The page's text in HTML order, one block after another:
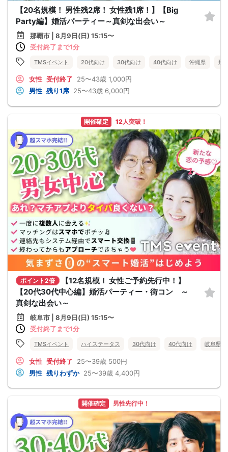
【20名規模！ 男性残2席！ 女性残1席！】【Big
Party編】婚活パーティー～真剣な出会い～
那覇市 | 8月9日(日) 15:15〜
受付終了まで1分
TMSイベント 20代向け 30代向け 40代向け 沖縄県 那
女性 受付終了 25〜43歳 1,000円
男性 残り1席 25〜43歳 6,000円
開催確定 12人突破！
ポイント2倍
【12名規模！ 女性ご予約先行中！】
【20代30代中心編】婚活パーティー・街コン ～
真剣な出会い～
岐阜市 | 8月9日(日) 15:15〜
受付終了まで1分
TMSイベント ハイステータス 30代向け 40代向け 岐阜県
女性 受付終了 25〜39歳 500円
男性 残りわずか 25〜39歳 4,400円
開催確定 男性先行中！